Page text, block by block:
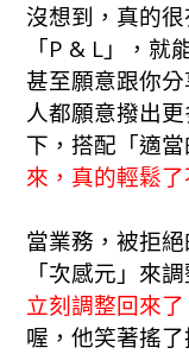
沒想到，真的
「P & L」，
甚至願意跟你
人都願意撥出
下，搭配「適
來，真的輕鬆
當業務，被拒
「次感元」來
立刻調整回來了
喔，他笑著搖